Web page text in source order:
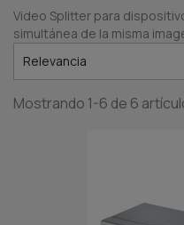
Video Splitter para
simultánea de la misma
Relevancia
Mostrando 1-6 de 6